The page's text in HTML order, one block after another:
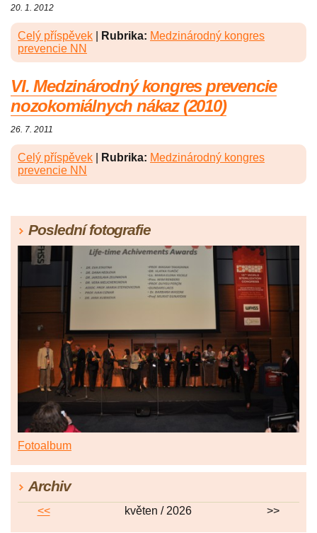
20. 1. 2012
Celý příspěvek Rubrika: Medzinárodný kongres
prevencie NN
VI. Medzinárodný kongres prevencie
nozokomiálnych nákaz (2010)
26. 7. 2011
Celý příspěvek Rubrika: Medzinárodný kongres
prevencie NN
Poslední fotografie
Fotoalbum
Archiv
<< květen / 2026 >>